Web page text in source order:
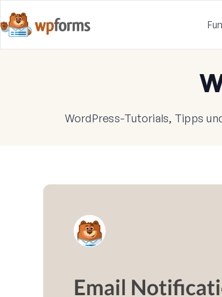
WordPress-Tutorials, Tipps